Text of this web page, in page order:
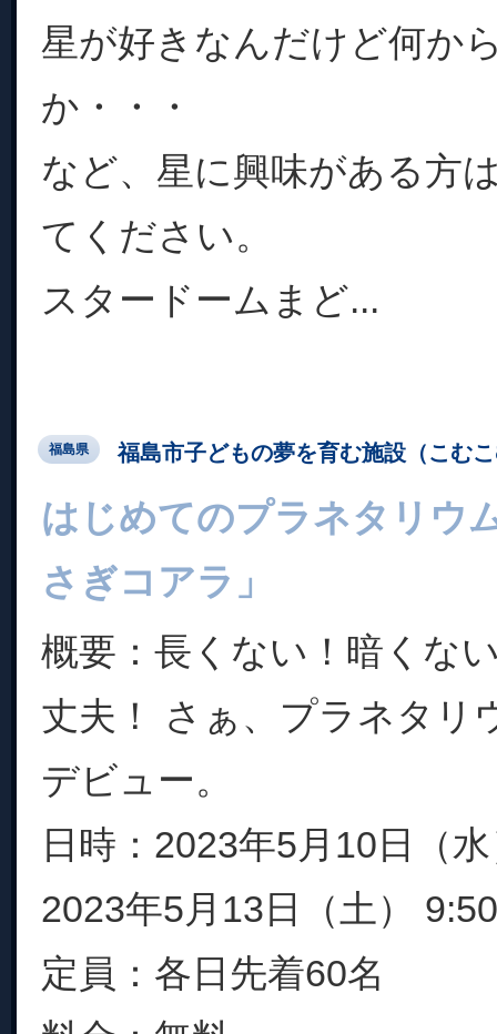
星が好きなんだけど何か
か・・・
など、星に興味がある方
てください。
スタードームまど...
福島県 福島市子どもの夢を育む施設（こむ
はじめてのプラネタリ
さぎコアラ」
概要：長くない！暗くな
丈夫！ さぁ、プラネタリ
デビュー。
日時：2023年5月10日（
2023年5月13日（土）
定員：各日先着60名